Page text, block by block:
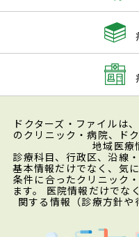
ドクターズ・ファイルは
のクリニック・病院、ド
地域医療
診療科目、行政区、沿線
基本情報だけでなく、気
条件に合ったクリニック
ます。 医院情報だけでな
関する情報（診療方針や